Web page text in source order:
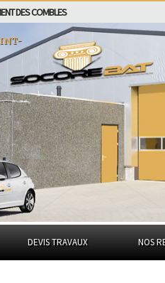
DES COMBLES
DEVIS TRAVAUX NOS